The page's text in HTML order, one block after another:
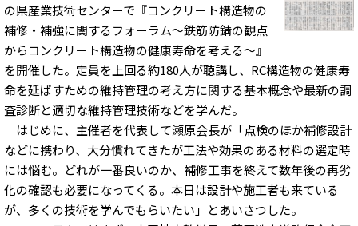
の県産業技術センターで『コンクリート構造物の
補修・補強に関するフォーラム～鉄筋防錆の観点
からコンクリート構造物の健康寿命を考える～』
を開催した。定員を上回る約180人が聴講し、RC構造物の健康寿
命を延ばすための維持管理の考え方に関する基本概念や最新の調
査診断と適切な維持管理技術などを学んだ。
はじめに、主催者を代表して瀬原会長が「点検のほか補修設計
などに携わり、大分慣れてきたが工法や効果のある材料の選定時
には悩む。どれが一番良いのか、補修工事を終えて数年後の再劣
化の確認も必要になってくる。本日は設計や施工者も来ている
が、多くの技術を学んでもらいたい」とあいさつした。